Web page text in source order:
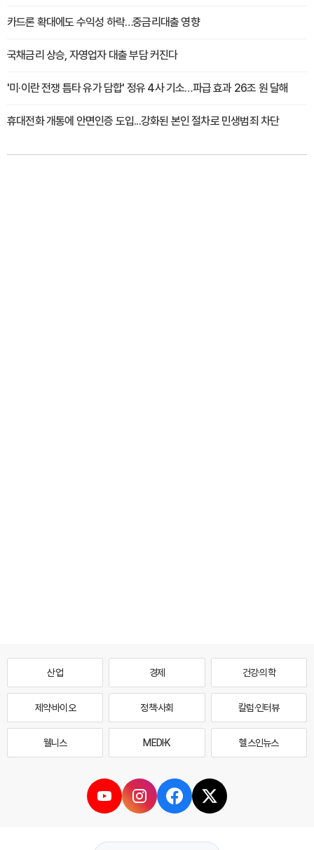
카드론 확대에도 수익성 하락…중금리대출 영향
국채금리 상승, 자영업자 대출 부담 커진다
'미·이란 전쟁 틈타 유가 담합' 정유 4사 기소…파급 효과 26조 원 달해
휴대전화 개통에 안면인증 도입...강화된 본인 절차로 민생범죄 차단
산업 경제 건강·의학
제약·바이오 정책·사회 칼럼·인터뷰
웰니스 MEDI·K 헬스인뉴스